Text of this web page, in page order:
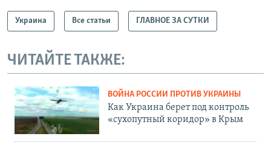
й
й
д
Украина Все статьи ГЛАВНОЕ ЗА СУТКИ
ЧИТАЙТЕ ТАКЖЕ:
ВОЙНА РОССИИ ПРОТИВ УКРАИНЫ
Как Украина берет под контроль
«сухопутный коридор» в Крым